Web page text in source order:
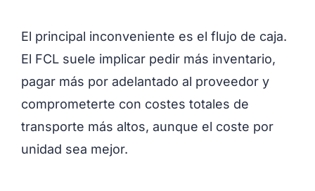
El principal inconveniente es el flujo de caja.
El FCL suele implicar pedir más inventario,
pagar más por adelantado al proveedor y
comprometerte con costes totales de
transporte más altos, aunque el coste por
unidad sea mejor.